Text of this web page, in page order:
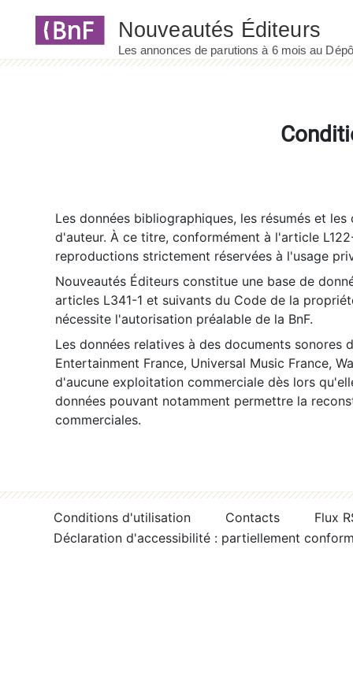
Les données bibliographiques, les résumés et
d'auteur. À ce titre, conformément à l'article
reproductions strictement réservées à l'usage
Nouveautés Éditeurs constitue une base de
articles L341-1 et suivants du Code de la
nécessite l'autorisation préalable de la BnF.
Les données relatives à des documents sonores
Entertainment France, Universal Music France,
d'aucune exploitation commerciale dès lors
données pouvant notamment permettre la
commerciales.
Conditions d'utilisation Contacts
Flux
Déclaration d'accessibilité : partiellement